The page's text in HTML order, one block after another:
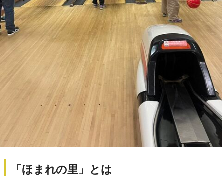
「ほまれの里」とは